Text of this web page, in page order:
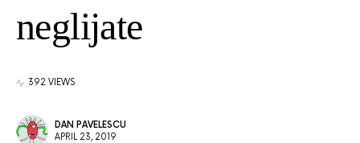
neglijate
392 VIEWS
DAN PAVELESCU
APRIL 23, 2019